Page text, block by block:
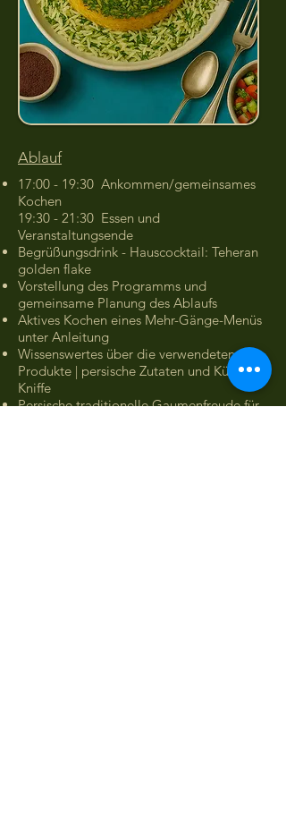
Ablauf
17:00 - 19:30 Ankommen/gemeinsames
Kochen
19:30 - 21:30 Essen und
Veranstaltungsende
Begrüßungsdrink - Hauscocktail: Teheran
golden flake
Vorstellung des Programms und
gemeinsame Planung des Ablaufs
Aktives Kochen eines Mehr-Gänge-Menüs
unter Anleitung
Wissenswertes über die verwendeten
Produkte | persische Zutaten und Küchen-
Kniffe
Persische traditionelle Gaumenfreude für